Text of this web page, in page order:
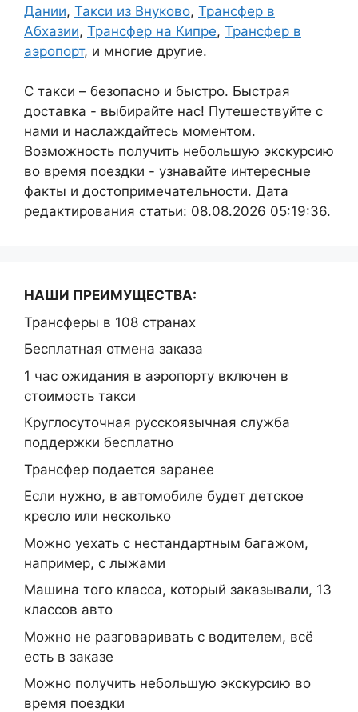
Дании, Такси из Внуково, Трансфер в
Абхазии, Трансфер на Кипре, Трансфер в
аэропорт, и многие другие.
С такси – безопасно и быстро. Быстрая
доставка - выбирайте нас! Путешествуйте с
нами и наслаждайтесь моментом.
Возможность получить небольшую экскурсию
во время поездки - узнавайте интересные
факты и достопримечательности. Дата
редактирования статьи: 08.08.2026 05:19:36.
НАШИ ПРЕИМУЩЕСТВА:
Трансферы в 108 странах
Бесплатная отмена заказа
1 час ожидания в аэропорту включен в
стоимость такси
Круглосуточная русскоязычная служба
поддержки бесплатно
Трансфер подается заранее
Если нужно, в автомобиле будет детское
кресло или несколько
Можно уехать с нестандартным багажом,
например, с лыжами
Машина того класса, который заказывали, 13
классов авто
Можно не разговаривать с водителем, всё
есть в заказе
Можно получить небольшую экскурсию во
время поездки